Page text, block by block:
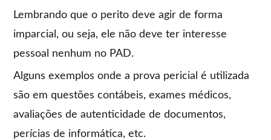
Lembrando que o perito deve agir de forma
imparcial, ou seja, ele não deve ter interesse
pessoal nenhum no PAD.
Alguns exemplos onde a prova pericial é utilizada
são em questões contábeis, exames médicos,
avaliações de autenticidade de documentos,
perícias de informática, etc.